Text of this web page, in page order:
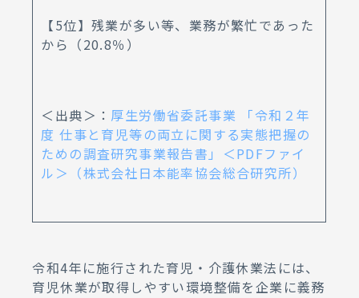
【5位】残業が多い等、業務が繁忙であった
から（20.8％）
＜出典＞： 厚生労働省委託事業 「令和２年
度 仕事と育児等の両立に関する実態把握の
ための調査研究事業報告書」＜PDFファイ
ル＞（株式会社日本能率協会総合研究所）
令和4年に施行された育児・介護休業法には、
育児休業が取得しやすい環境整備を企業に義務